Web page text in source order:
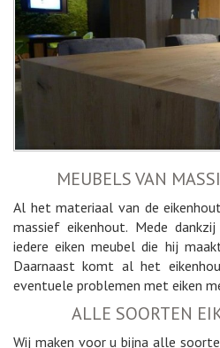
MEUBELS VAN
Al het materiaal van de
massief eikenhout. Mede
iedere eiken meubel die hij
Daarnaast komt al het
eventuele problemen met eiken
ALLE SOORTEN
Wij maken voor u bijna alle